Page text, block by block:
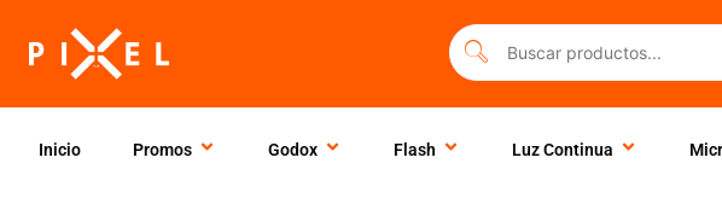
contenido
Inicio Promos Godox Flash Luz Continua